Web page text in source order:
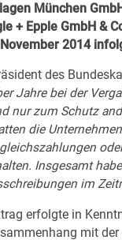
München
+ Epple GmbH &
2014
des
Jahre bei der
nur zum Schutz
die
Insgesamt
im
erfolgte in
mit